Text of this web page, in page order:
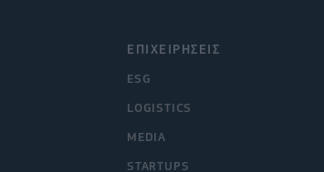
ΕΠΙΧΕΙΡΗΣΕΙΣ
ESG
LOGISTICS
MEDIA
STARTUPS